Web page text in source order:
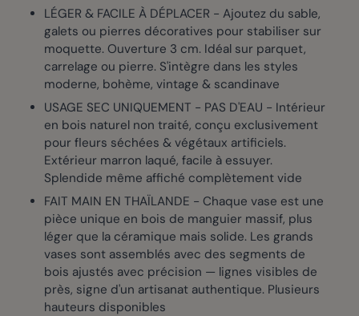
LÉGER & FACILE À DÉPLACER - Ajoutez du sable,
galets ou pierres décoratives pour stabiliser sur
moquette. Ouverture 3 cm. Idéal sur parquet,
carrelage ou pierre. S'intègre dans les styles
moderne, bohème, vintage & scandinave
USAGE SEC UNIQUEMENT - PAS D'EAU - Intérieur
en bois naturel non traité, conçu exclusivement
pour fleurs séchées & végétaux artificiels.
Extérieur marron laqué, facile à essuyer.
Splendide même affiché complètement vide
FAIT MAIN EN THAÏLANDE - Chaque vase est une
pièce unique en bois de manguier massif, plus
léger que la céramique mais solide. Les grands
vases sont assemblés avec des segments de
bois ajustés avec précision — lignes visibles de
près, signe d'un artisanat authentique. Plusieurs
hauteurs disponibles